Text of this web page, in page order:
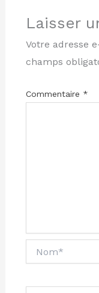
Laisser
Votre adresse
champs
Commentaire *